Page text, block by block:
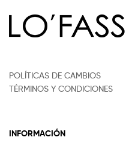
POLÍTICAS DE CAMBIOS
TÉRMINOS Y CONDICIONES
INFORMACIÓN